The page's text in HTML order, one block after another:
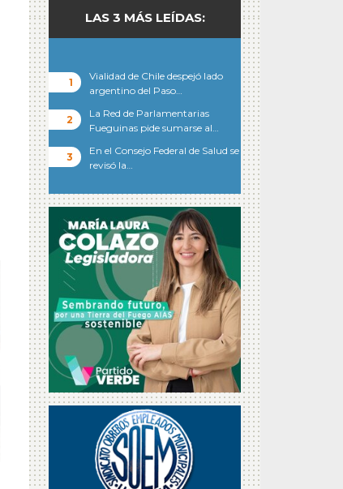
LAS 3 MÁS LEÍDAS:
Vialidad de Chile despejó lado
argentino del Paso…
La Red de Parlamentarias
Fueguinas pide sumarse al…
En el Consejo Federal de Salud se
revisó la…